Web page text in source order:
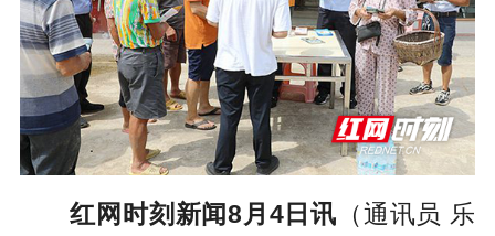
红网时刻新闻8月4日讯 （通讯员 乐